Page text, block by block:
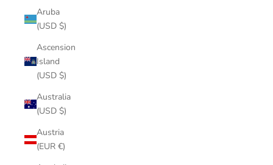
Aruba
(USD $)
Ascension
Island
(USD $)
Australia
(USD $)
Austria
(EUR €)